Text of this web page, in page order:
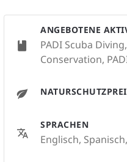
ANGEBOTENE
PADI Scuba
Conservation,
SPRACHEN
Englisch,